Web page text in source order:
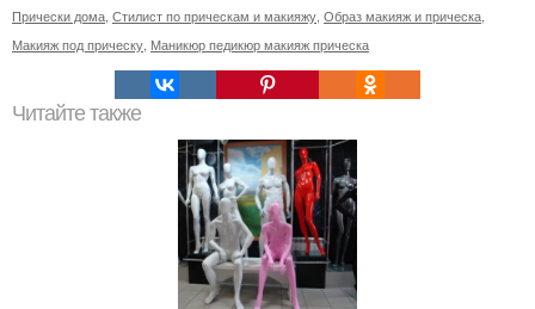
Прически дома, Стилист по прическам и макияжу, Образ макияж и прическа,
Макияж под прическу, Маникюр педикюр макияж прическа
Читайте также